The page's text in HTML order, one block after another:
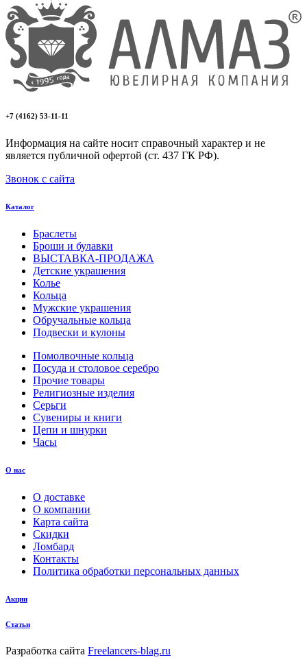
+7 (4162) 53-11-11
Информация на сайте носит справочный характер и не
является публичной офертой (ст. 437 ГК РФ).
Звонок с сайта
Каталог
Браслеты
Броши и булавки
ВЫСТАВКА-ПРОДАЖА
Детские украшения
Колье
Кольца
Мужские украшения
Обручальные кольца
Подвески и кулоны
Помолвочные кольца
Посуда и столовое серебро
Прочие товары
Религиозные изделия
Серьги
Сувениры и книги
Цепи и шнурки
Часы
О нас
О доставке
О компании
Карта сайта
Скидки
Ломбард
Контакты
Политика обработки персональных данных
Акции
Статьи
Разработка сайта Freelancers-blag.ru